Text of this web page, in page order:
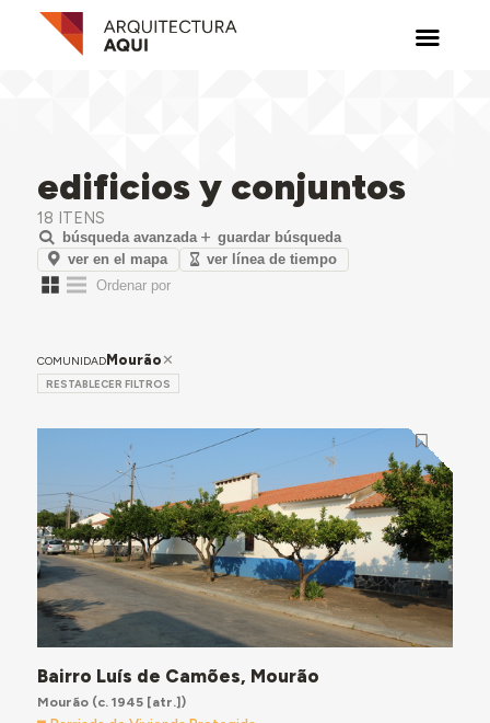
edificios y conjuntos
18 ITENS
búsqueda avanzada
guardar búsqueda
ver en el mapa
ver línea de tiempo
COMUNIDADMourão
RESTABLECER FILTROS
Bairro Luís de Camões, Mourão
Mourão(c. 1945 [atr.])